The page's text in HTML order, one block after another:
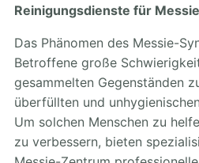
Reinigungsdienste für
Das Phänomen des Messie-
Betroffene große
gesammelten Gegenständen
überfüllten und
Um solchen Menschen zu
zu verbessern, bieten